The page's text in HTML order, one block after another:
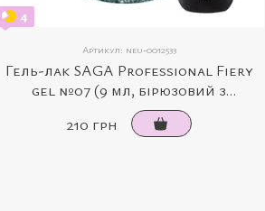
4
Артикул: neu-0012533
Гель-лак SAGA Professional Fiery
gel №07 (9 мл, бірюзовий з
мікроблиском, світловідбивний)
210 грн